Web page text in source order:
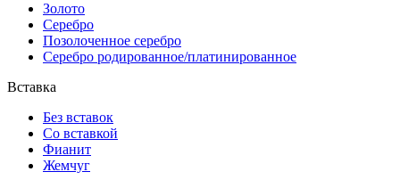
Золото
Серебро
Позолоченное серебро
Серебро родированное/платинированное
Вставка
Без вставок
Со вставкой
Фианит
Жемчуг